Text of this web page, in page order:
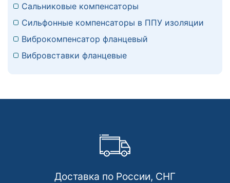
Сальниковые компенсаторы
Сильфонные компенсаторы в ППУ изоляции
Виброкомпенсатор фланцевый
Вибровставки фланцевые
Доставка по России, СНГ